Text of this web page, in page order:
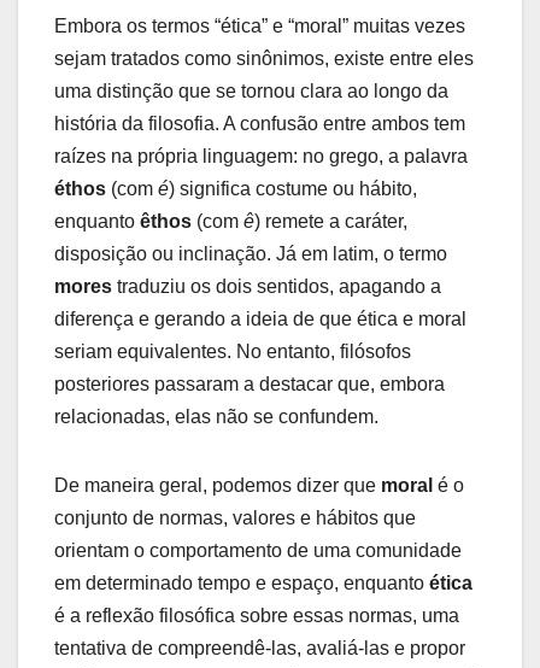
Embora os termos “ética” e “moral” muitas vezes
sejam tratados como sinônimos, existe entre eles
uma distinção que se tornou clara ao longo da
história da filosofia. A confusão entre ambos tem
raízes na própria linguagem: no grego, a palavra
éthos (com é) significa costume ou hábito,
enquanto êthos (com ê) remete a caráter,
disposição ou inclinação. Já em latim, o termo
mores traduziu os dois sentidos, apagando a
diferença e gerando a ideia de que ética e moral
seriam equivalentes. No entanto, filósofos
posteriores passaram a destacar que, embora
relacionadas, elas não se confundem.
De maneira geral, podemos dizer que moral é o
conjunto de normas, valores e hábitos que
orientam o comportamento de uma comunidade
em determinado tempo e espaço, enquanto ética
é a reflexão filosófica sobre essas normas, uma
tentativa de compreendê-las, avaliá-las e propor